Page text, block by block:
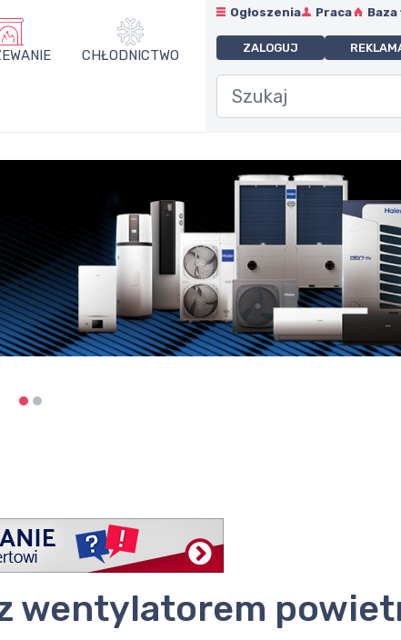
CHŁODNICTWO
Ogłoszenia Praca
ZALOGUJ
wentylatorem